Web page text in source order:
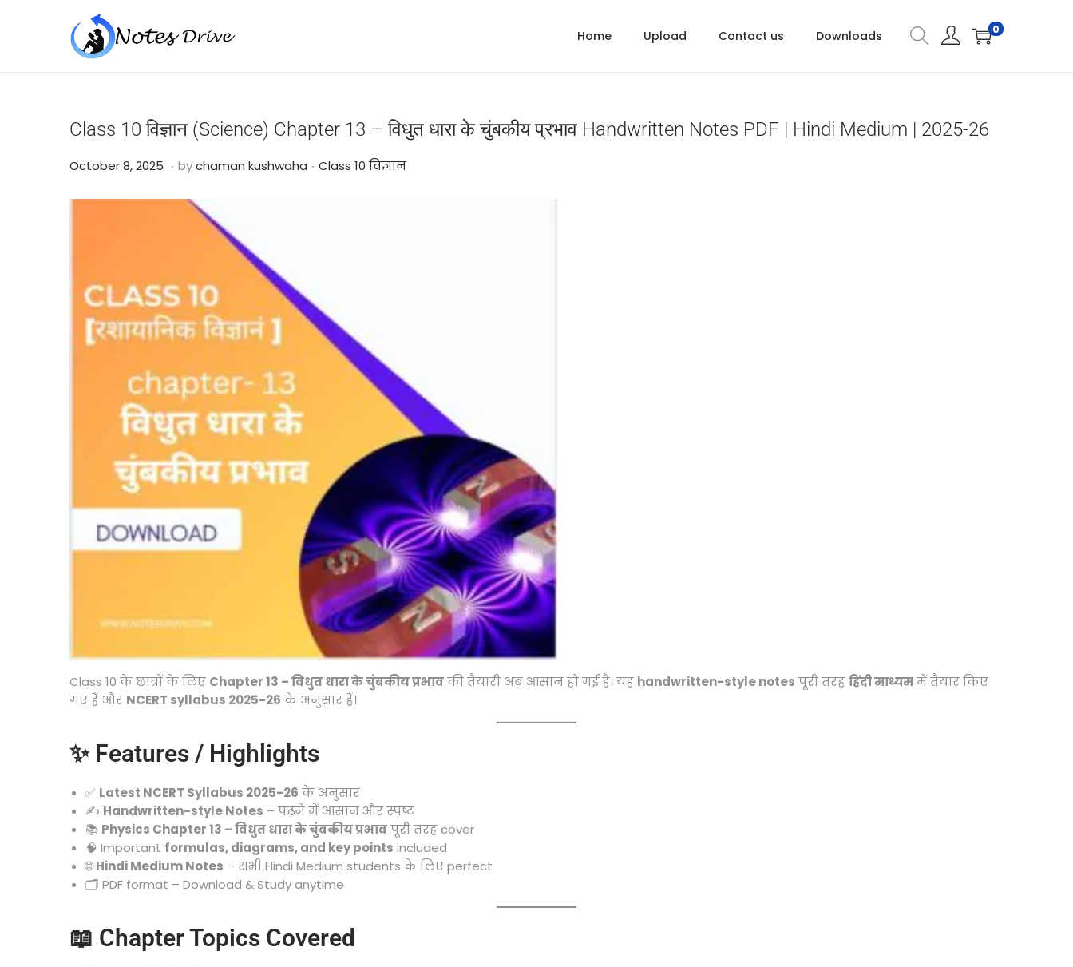
Home Upload Contact us Downloads 0
Class 10 विज्ञान (Science) Chapter 13 – विधुत धारा के चुंबकीय प्रभाव Handwritten Notes PDF | Hindi Medium | 2025-26
Posted on
October 8, 2025 O
t
2
4
,
2
. bychaman kushwaha . Posted in
Class 10 विज्ञान
Class 10 के छात्रों के लिए Chapter 13 – विधुत धारा के चुंबकीय प्रभावकी तैयारी अब आसान हो गई है। यह handwritten-style notes पूरी तरहहिंदी माध्यममें तैयार किए
गए हैं और NCERT syllabus 2025-26 के अनुसार हैं।
✨ Features / Highlights
✅ Latest NCERT Syllabus 2025-26 के अनुसार
✍️ Handwritten-style Notes – पढ़ने में आसान और स्पष्ट
📚 Physics Chapter 13 – विधुत धारा के चुंबकीय प्रभावपूरी तरह cover
🧠 Important formulas, diagrams, and key points included
🌐Hindi Medium Notes – सभी Hindi Medium students के लिए perfect
🗂️ PDF format – Download & Study anytime
📖 Chapter Topics Covered